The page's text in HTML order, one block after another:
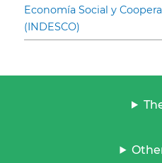
Economía Social y
(INDESCO)